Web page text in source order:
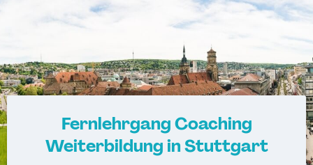
Fernlehrgang Coaching
Weiterbildung in Stuttgart